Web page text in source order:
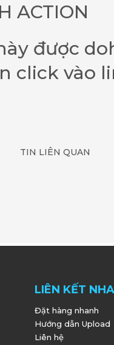
ACTION
được
click vào
TIN LIÊN QUAN
LIÊN KẾT
Đặt hàng nhanh
Hướng dẫn Upload
Liên hệ